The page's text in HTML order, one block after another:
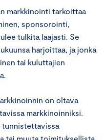
markkinointi tarkoittaa
sponsorointi,
tulkita laajasti. Se
harjoittaa, ja jonka
tai kuluttajien
on oltava
markkinoinniksi.
tunnistettavissa